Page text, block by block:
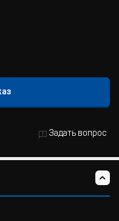
Задать вопрос